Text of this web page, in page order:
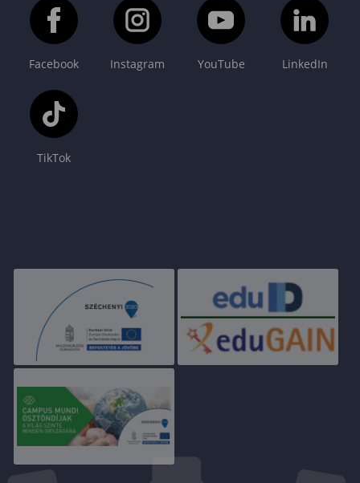
Facebook Instagram YouTube LinkedIn
TikTok